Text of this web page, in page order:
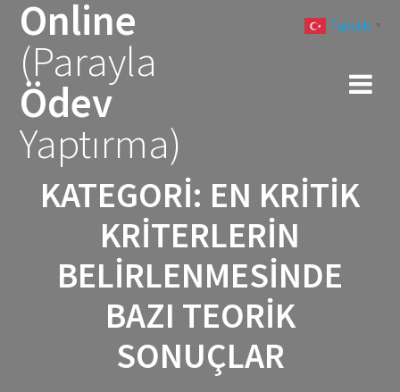
Online
(Parayla
Ödev
Yaptırma)
KATEGORI: EN KRITIK
KRITERLERIN
BELIRLENMESINDE
BAZI TEORIK
SONUÇLAR
Turkish ▼